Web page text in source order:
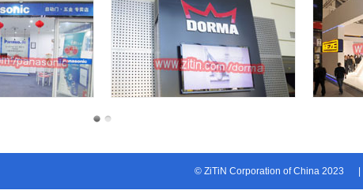
© ZiTiN Corporation of China 2023